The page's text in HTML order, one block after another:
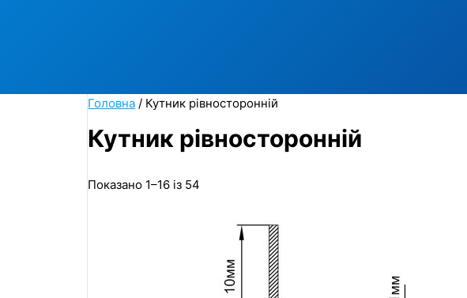
Головна / Кутник рівносторонній
Кутник рівносторонній
Показано 1–16 із 54